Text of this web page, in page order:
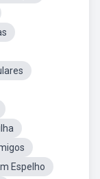
Espelho